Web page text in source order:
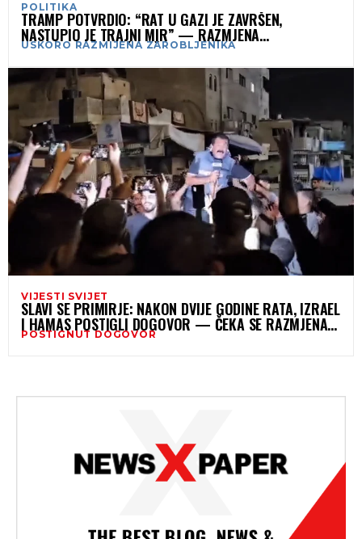
POLITIKA
TRAMP POTVRDIO: “RAT U GAZI JE ZAVRŠEN,
NASTUPIO JE TRAJNI MIR” — RAZMJENA
ZAROBLJENIKA VEĆ POČETKOM SEDMICE
USKORO RAZMIJENA ZAROBLJENIKA
VIJESTI SVIJET
SLAVI SE PRIMIRJE: NAKON DVIJE GODINE RATA, IZRAEL
I HAMAS POSTIGLI DOGOVOR — ČEKA SE RAZMJENA
TALACA
POSTIGNUT DOGOVOR